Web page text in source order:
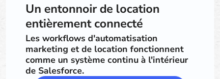
Un entonnoir de location
entièrement connecté
Les workflows d'automatisation
marketing et de location fonctionnent
comme un système continu à l'intérieur
de Salesforce.